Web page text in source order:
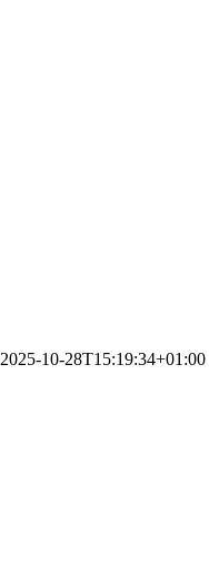
2025-10-28T15:19:34+01:00